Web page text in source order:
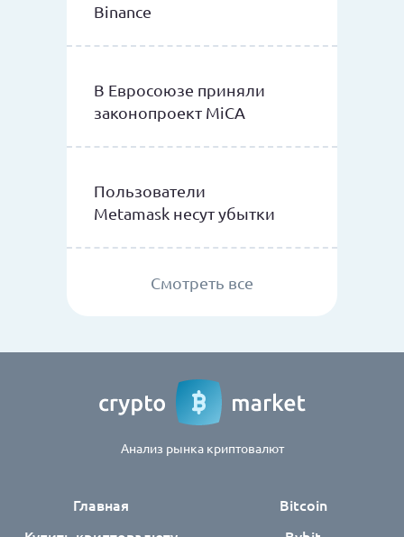
Binance
В Евросоюзе приняли
законопроект MiCA
Пользователи
Metamask несут убытки
Смотреть все
Анализ рынка криптовалют
Главная
Bitcoin